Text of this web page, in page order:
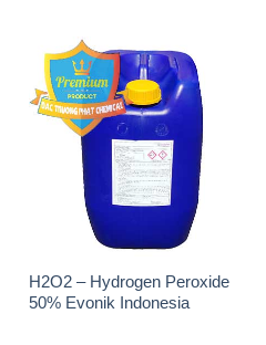
H2O2 – Hydrogen Peroxide
50% Evonik Indonesia